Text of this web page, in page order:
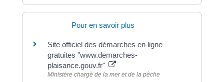
Pour en savoir plus
Site officiel des démarches en ligne
gratuites "www.demarches-
plaisance.gouv.fr"
Ministère chargé de la mer et de la pêche